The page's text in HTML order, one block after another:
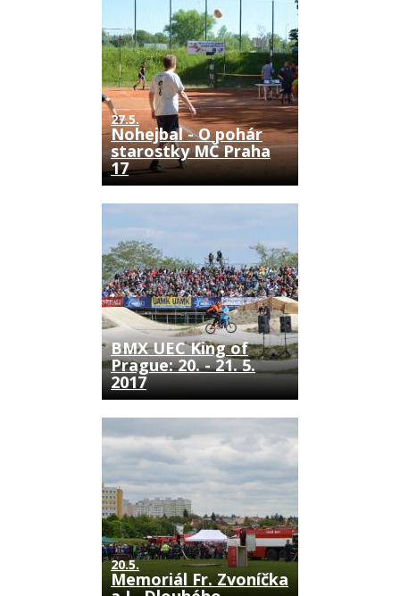
27.5.
Nohejbal - O pohár
starostky MČ Praha
17
BMX UEC King of
Prague: 20. - 21. 5.
2017
20.5.
Memoriál Fr. Zvoníčka